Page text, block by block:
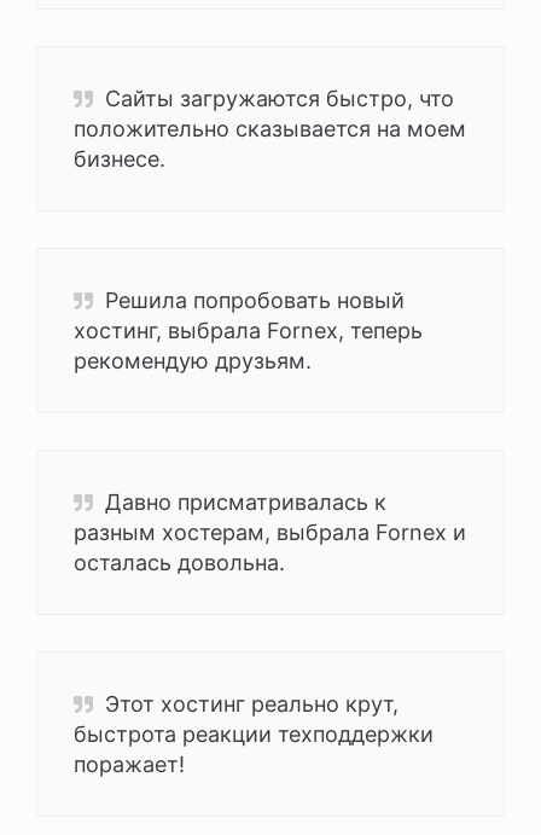
Сайты загружаются быстро, что
положительно сказывается на моем
бизнесе.
Решила попробовать новый
хостинг, выбрала Fornex, теперь
рекомендую друзьям.
Давно присматривалась к
разным хостерам, выбрала Fornex и
осталась довольна.
Этот хостинг реально крут,
быстрота реакции техподдержки
поражает!